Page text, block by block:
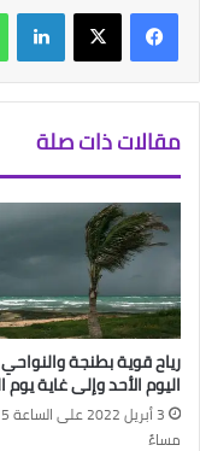
فيسبوك‫X
مقالات ذات صلة
رياح قوية بطنجة
اليوم الأحد وإلى غاية يوم
3
مساءً